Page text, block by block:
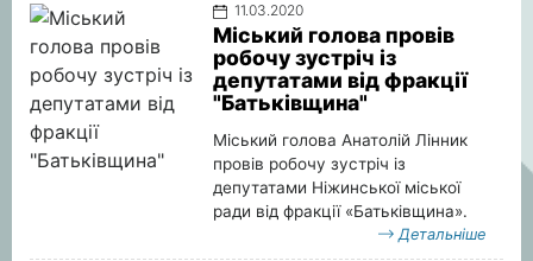
11.03.2020
Міський голова провів
робочу зустріч із
депутатами від фракції
"Батьківщина"
Міський голова Анатолій Лінник
провів робочу зустріч із
депутатами Ніжинської міської
ради від фракції «Батьківщина».
Детальніше